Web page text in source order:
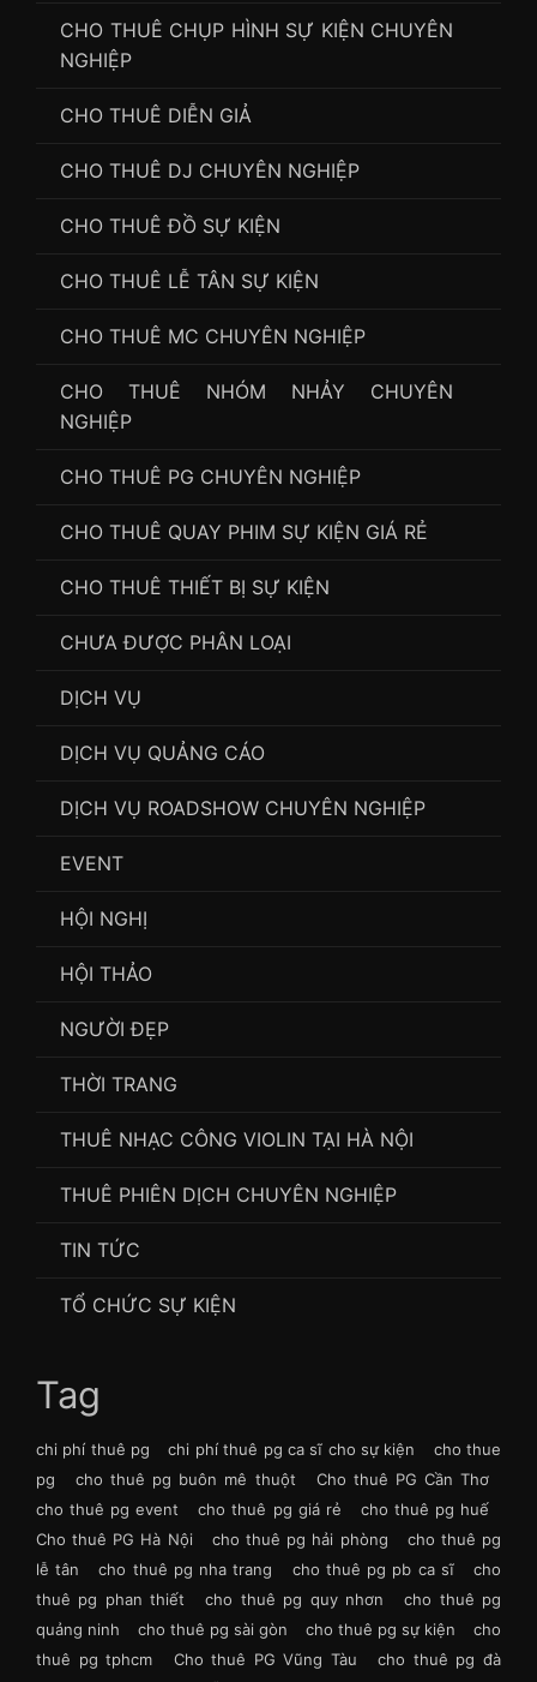
CHO THUÊ CHỤP HÌNH SỰ KIỆN CHUYÊN
NGHIỆP
CHO THUÊ DIỄN GIẢ
CHO THUÊ DJ CHUYÊN NGHIỆP
CHO THUÊ ĐỒ SỰ KIỆN
CHO THUÊ LỄ TÂN SỰ KIỆN
CHO THUÊ MC CHUYÊN NGHIỆP
CHO THUÊ NHÓM NHẢY CHUYÊN
NGHIỆP
CHO THUÊ PG CHUYÊN NGHIỆP
CHO THUÊ QUAY PHIM SỰ KIỆN GIÁ RẺ
CHO THUÊ THIẾT BỊ SỰ KIỆN
CHƯA ĐƯỢC PHÂN LOẠI
DỊCH VỤ
DỊCH VỤ QUẢNG CÁO
DỊCH VỤ ROADSHOW CHUYÊN NGHIỆP
EVENT
HỘI NGHỊ
HỘI THẢO
NGƯỜI ĐẸP
THỜI TRANG
THUÊ NHẠC CÔNG VIOLIN TẠI HÀ NỘI
THUÊ PHIÊN DỊCH CHUYÊN NGHIỆP
TIN TỨC
TỔ CHỨC SỰ KIỆN
Tag
chi phí thuê pg chi phí thuê pg ca sĩ cho sự kiện
cho thue
pg
cho thuê pg buôn mê thuột
Cho thuê PG Cần Thơ
cho thuê pg event
cho thuê pg giá rẻ
cho thuê pg huế
Cho thuê PG Hà Nội
cho thuê pg hải phòng
cho thuê pg
lễ tân
cho thuê pg nha trang cho thuê pg pb ca sĩ
cho
thuê pg phan thiết
cho thuê pg quy nhơn
cho thuê pg
quảng ninh
cho thuê pg sài gòn cho thuê pg sự kiện
cho
thuê pg tphcm
Cho thuê PG Vũng Tàu
cho thuê pg đà